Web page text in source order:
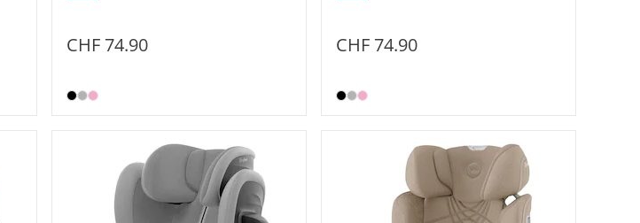
CHF 74.90 CHF 74.90